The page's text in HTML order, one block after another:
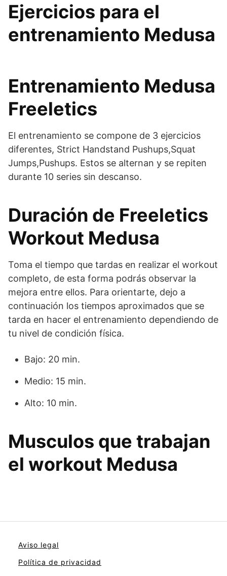
Ejercicios para el
entrenamiento Medusa
Entrenamiento Medusa
Freeletics
El entrenamiento se compone de 3 ejercicios
diferentes, Strict Handstand Pushups,Squat
Jumps,Pushups. Estos se alternan y se repiten
durante 10 series sin descanso.
Duración de Freeletics
Workout Medusa
Toma el tiempo que tardas en realizar el workout
completo, de esta forma podrás observar la
mejora entre ellos. Para orientarte, dejo a
continuación los tiempos aproximados que se
tarda en hacer el entrenamiento dependiendo de
tu nivel de condición física.
Bajo: 20 min.
Medio: 15 min.
Alto: 10 min.
Musculos que trabajan
el workout Medusa
Aviso legal
Política de privacidad